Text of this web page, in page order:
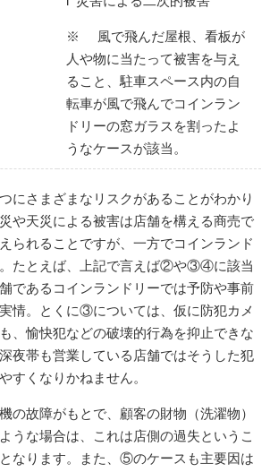
※ 風で飛んだ屋根、看板が
人や物に当たって被害を与え
ること、駐車スペース内の自
転車が風で飛んでコインラン
ドリーの窓ガラスを割ったよ
うなケースが該当。
にさまざまなリスクがあることがわかり
や天災による被害は店舗を構える商売で
られることですが、一方でコインランド
。たとえば、上記で言えば②や③④に該当
であるコインランドリーでは予防や事前
情。とくに③については、仮に防犯カメ
、愉快犯などの破壊的行為を抑止できな
夜帯も営業している店舗ではそうした犯
すくなりかねません。
の故障がもとで、顧客の財物（洗濯物）
うな場合は、これは店側の過失というこ
なります。また、⑤のケースも主要因は